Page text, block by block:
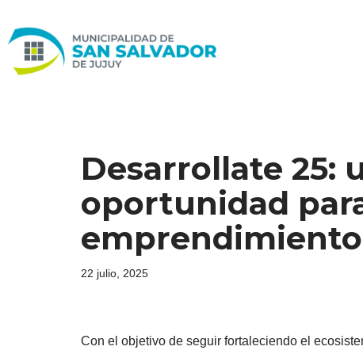
Ir
al
Desarrollate 25:
oportunidad
emprendimiento
22 julio, 2025
Con el objetivo de seguir fortaleciendo el